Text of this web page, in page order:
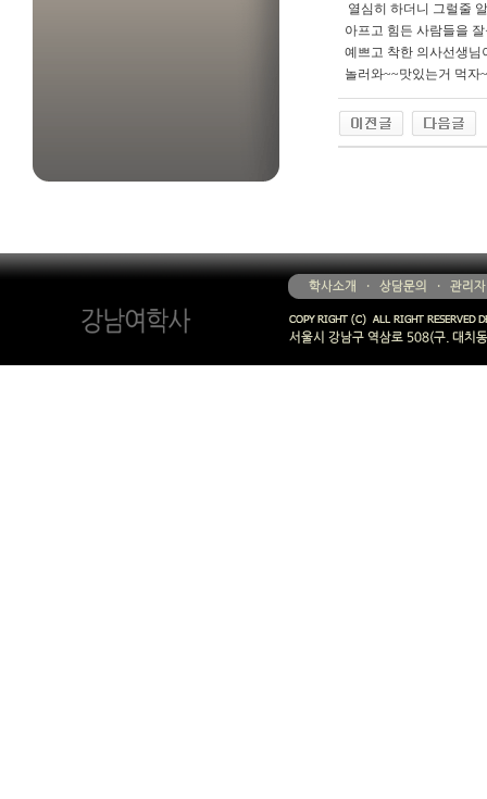
열심히 하더니 그럴줄
아프고 힘든 사람들을
예쁘고 착한 의사선생님
놀러와~~맛있는거 먹